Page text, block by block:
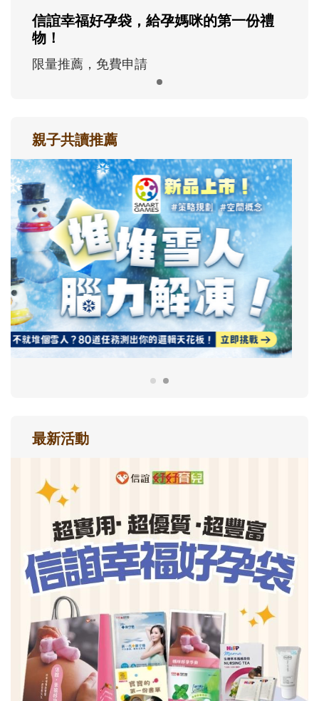
信誼幸福好孕袋，給孕媽咪的第一份禮
物！
限量推薦，免費申請
親子共讀推薦
最新活動